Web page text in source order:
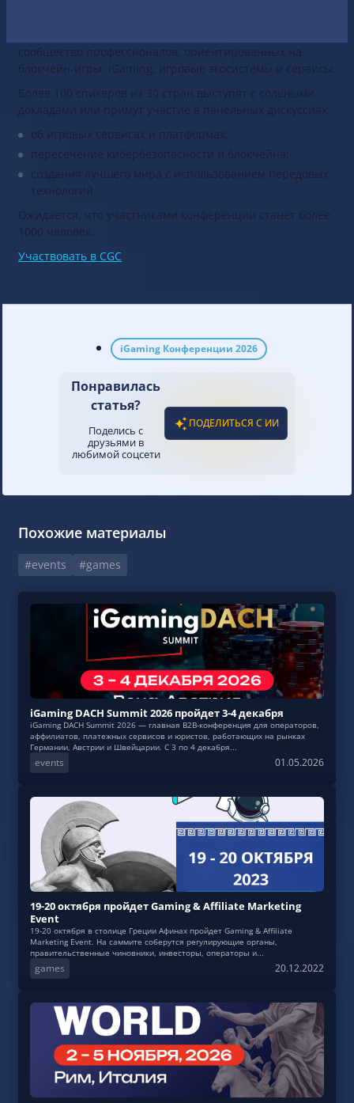
сообщество профессионалов, ориентированных на
блокчейн-игры, iGaming, игровые экосистемы и сервисы.
Более 100 спикеров из 30 стран выступят с сольными
докладами или примут участие в панельных дискуссиях:
об игровых сервисах и платформах;
пересечение кибербезопасности и блокчейна;
создания лучшего мира с использованием передовых
технологий.
Ожидается, что участниками конференции станет более
1000 человек.
Участвовать в CGC
iGaming Конференции 2026
Понравилась
статья?
Поделись с
друзьями в
любимой соцсети
ПОДЕЛИТЬСЯ С ИИ
Похожие материалы
#events #games
iGaming DACH Summit 2026 пройдет 3-4 декабря
iGaming DACH Summit 2026 — главная B2B-конференция для операторов,
аффилиатов, платежных сервисов и юристов, работающих на рынках
Германии, Австрии и Швейцарии. С 3 по 4 декабря...
events 01.05.2026
19-20 октября пройдет Gaming & Affiliate Marketing
Event
19-20 октября в столице Греции Афинах пройдет Gaming & Affiliate
Marketing Event. На саммите соберутся регулирующие органы,
правительственные чиновники, инвесторы, операторы и...
games 20.12.2022